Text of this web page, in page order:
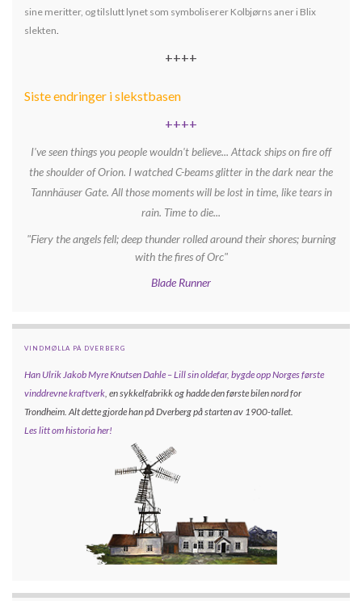
sine meritter, og tilslutt lynet som symboliserer Kolbjørns aner i Blix
slekten.
++++
Siste endringer i slekstbasen
++++
I've seen things you people wouldn't believe... Attack ships on fire off
the shoulder of Orion. I watched C-beams glitter in the dark near the
Tannhäuser Gate. All those moments will be lost in time, like tears in
rain. Time to die...
"Fiery the angels fell; deep thunder rolled around their shores; burning
with the fires of Orc"
Blade Runner
VINDMØLLA PÅ DVERBERG
Han Ulrik Jakob Myre Knutsen Dahle – Lill sin oldefar, bygde oppNorges første
vinddrevne kraftverk, en sykkelfabrikk og hadde den første bilen nord for
Trondheim. Alt dette gjorde han på Dverberg på starten av 1900-tallet.
Les litt om historia her!